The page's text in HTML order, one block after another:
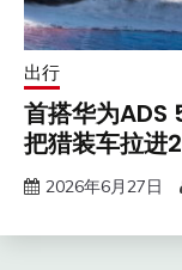
出行
首搭华为ADS
把猎装车拉进
2026年6月27日